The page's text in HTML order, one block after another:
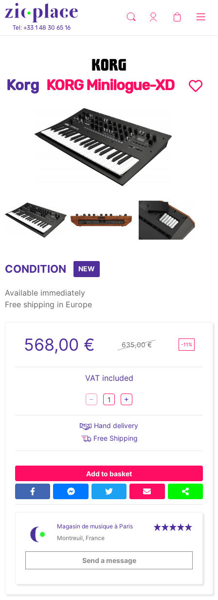
Tel: +33 1 48 30 65 16
Korg KORG Minilogue-XD
of
CONDITION NEW
Available immediately
Free shipping in Europe
568,00 € 635,00 € -11%
VAT included
Hand delivery
Free Shipping
Add to basket
Magasin de musique à Paris
Montreuil, France
Send a message